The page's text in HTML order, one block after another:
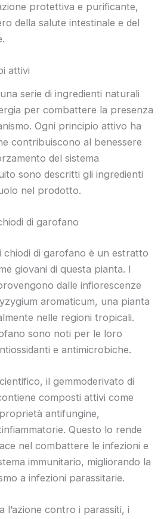
protettiva e purificante,
della salute intestinale e del
attivi
serie di ingredienti naturali
per combattere la presenza
Ogni principio attivo ha
contribuiscono al benessere
del sistema
sono descritti gli ingredienti
nel prodotto.
di garofano
chiodi di garofano è un estratto
giovani di questa pianta. I
dalle infiorescenze
aromaticum, una pianta
nelle regioni tropicali.
sono noti per le loro
e antimicrobiche.
il gemmoderivato di
composti attivi come
antifungine,
Questo lo rende
nel combattere le infezioni e
immunitario, migliorando la
a infezioni parassitarie.
l’azione contro i parassiti, i